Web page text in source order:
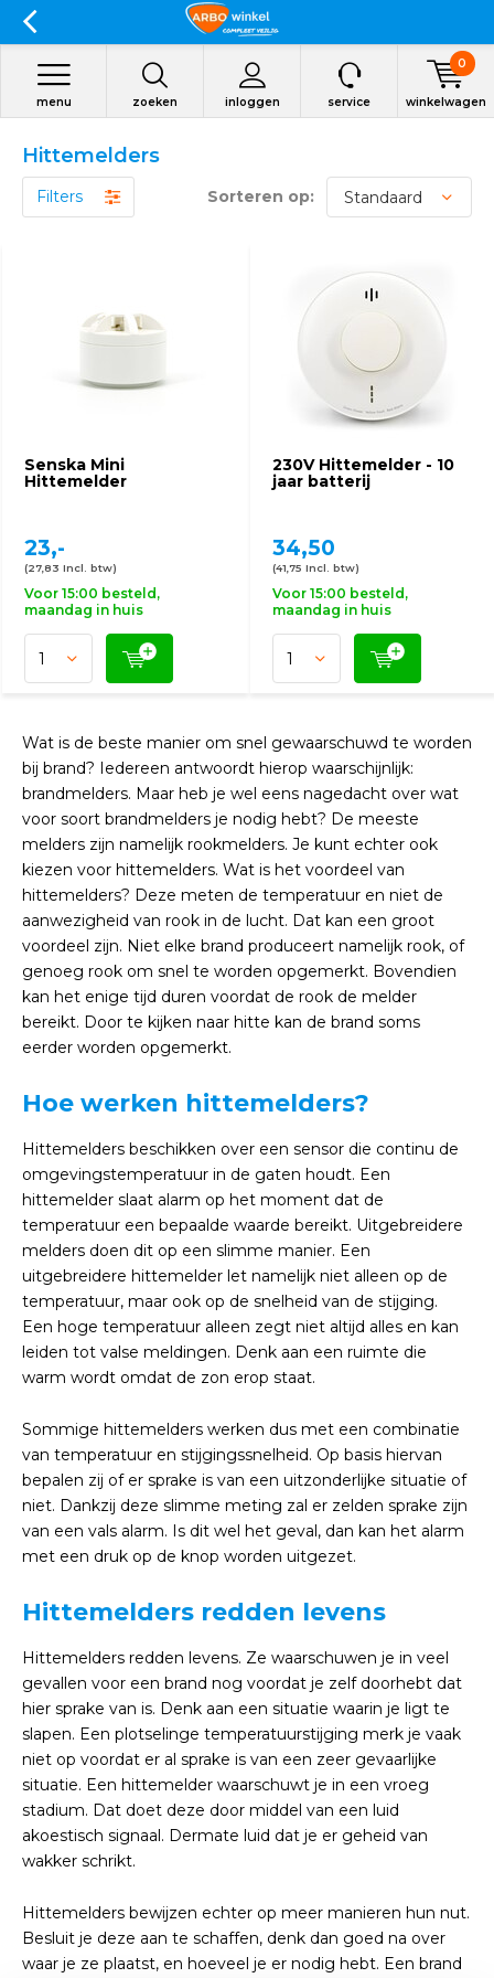
zoeken inloggen
menu service winkelwagen
0
Hittemelders
Filters Sorteren op:
Senska Mini
Hittemelder
23,-
(27,83 Incl. btw)
Voor 15:00 besteld,
maandag in huis
230V Hittemelder - 10
jaar batterij
34,50
(41,75 Incl. btw)
Voor 15:00 besteld,
maandag in huis
Wat is de beste manier om snel gewaarschuwd te worden
bij brand? Iedereen antwoordt hierop waarschijnlijk:
brandmelders. Maar heb je wel eens nagedacht over wat
voor soort brandmelders je nodig hebt? De meeste
melders zijn namelijk rookmelders. Je kunt echter ook
kiezen voor hittemelders. Wat is het voordeel van
hittemelders? Deze meten de temperatuur en niet de
aanwezigheid van rook in de lucht. Dat kan een groot
voordeel zijn. Niet elke brand produceert namelijk rook, of
genoeg rook om snel te worden opgemerkt. Bovendien
kan het enige tijd duren voordat de rook de melder
bereikt. Door te kijken naar hitte kan de brand soms
eerder worden opgemerkt.
Hoe werken hittemelders?
Hittemelders beschikken over een sensor die continu de
omgevingstemperatuur in de gaten houdt. Een
hittemelder slaat alarm op het moment dat de
temperatuur een bepaalde waarde bereikt. Uitgebreidere
melders doen dit op een slimme manier. Een
uitgebreidere hittemelder let namelijk niet alleen op de
temperatuur, maar ook op de snelheid van de stijging.
Een hoge temperatuur alleen zegt niet altijd alles en kan
leiden tot valse meldingen. Denk aan een ruimte die
warm wordt omdat de zon erop staat.
Sommige hittemelders werken dus met een combinatie
van temperatuur en stijgingssnelheid. Op basis hiervan
bepalen zij of er sprake is van een uitzonderlijke situatie of
niet. Dankzij deze slimme meting zal er zelden sprake zijn
van een vals alarm. Is dit wel het geval, dan kan het alarm
met een druk op de knop worden uitgezet.
Hittemelders redden levens
Hittemelders redden levens. Ze waarschuwen je in veel
gevallen voor een brand nog voordat je zelf doorhebt dat
hier sprake van is. Denk aan een situatie waarin je ligt te
slapen. Een plotselinge temperatuurstijging merk je vaak
niet op voordat er al sprake is van een zeer gevaarlijke
situatie. Een hittemelder waarschuwt je in een vroeg
stadium. Dat doet deze door middel van een luid
akoestisch signaal. Dermate luid dat je er geheid van
wakker schrikt.
Hittemelders bewijzen echter op meer manieren hun nut.
Besluit je deze aan te schaffen, denk dan goed na over
waar je ze plaatst, en hoeveel je er nodig hebt. Een brand